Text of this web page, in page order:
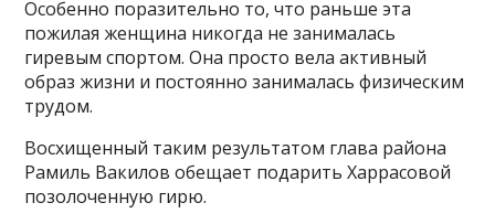
Особенно поразительно то, что раньше эта
пожилая женщина никогда не занималась
гиревым спортом. Она просто вела активный
образ жизни и постоянно занималась физическим
трудом.
Восхищенный таким результатом глава района
Рамиль Вакилов обещает подарить Харрасовой
позолоченную гирю.